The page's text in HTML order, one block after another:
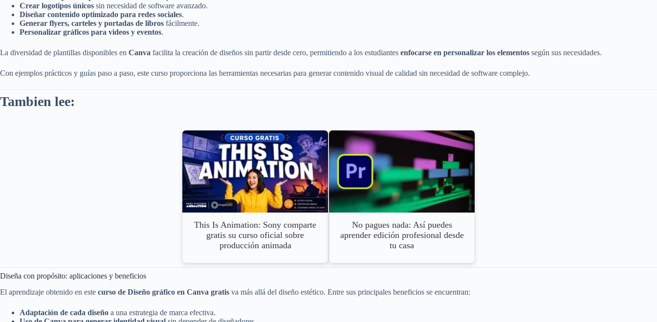
Crear logotipos únicos sin necesidad de software avanzado.
Diseñar contenido optimizado para redes sociales.
Generar flyers, carteles y portadas de libros fácilmente.
Personalizar gráficos para videos y eventos.
La diversidad de plantillas disponibles en Canva facilita la creación de diseños sin partir desde cero, permitiendo a los estudiantes enfocarse en personalizar los elementos según sus necesidades.
Con ejemplos prácticos y guías paso a paso, este curso proporciona las herramientas necesarias para generar contenido visual de calidad sin necesidad de software complejo.
Tambien lee:
This Is Animation: Sony comparte
gratis su curso oficial sobre
producción animada
No pagues nada: Así puedes
aprender edición profesional desde
tu casa
Diseña con propósito: aplicaciones y beneficios
El aprendizaje obtenido en este curso de Diseño gráfico en Canva gratis va más allá del diseño estético. Entre sus principales beneficios se encuentran:
Adaptación de cada diseño a una estrategia de marca efectiva.